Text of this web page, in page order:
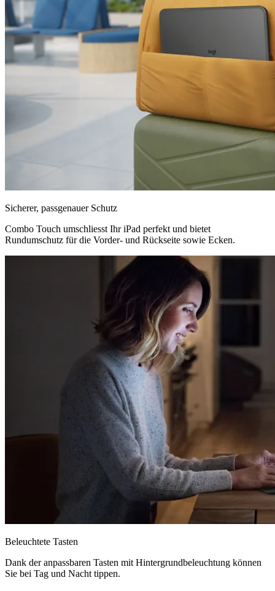
Sicherer, passgenauer Schutz
Combo Touch umschliesst Ihr iPad perfekt und bietet
Rundumschutz für die Vorder- und Rückseite sowie Ecken.
Beleuchtete Tasten
Dank der anpassbaren Tasten mit Hintergrundbeleuchtung können
Sie bei Tag und Nacht tippen.